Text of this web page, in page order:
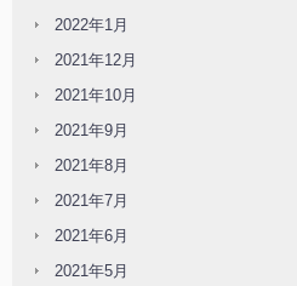
2022年1月
2021年12月
2021年10月
2021年9月
2021年8月
2021年7月
2021年6月
2021年5月